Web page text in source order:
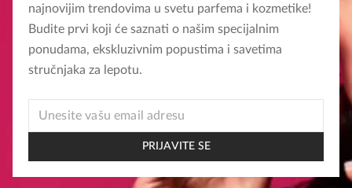
najnovijim trendovima u svetu parfema i kozmetike!
Budite prvi koji će saznati o našim specijalnim
ponudama, ekskluzivnim popustima i savetima
stručnjaka za lepotu.
EMAIL
PRIJAVITE SE